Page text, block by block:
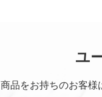
ユ
商品をお持ちのお客様